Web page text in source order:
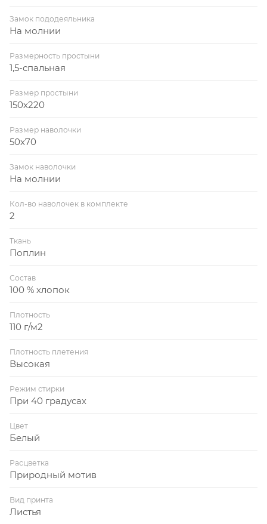
Замок пододеяльника
На молнии
Размерность простыни
1,5-спальная
Размер простыни
150x220
Размер наволочки
50x70
Замок наволочки
На молнии
Кол-во наволочек в комплекте
2
Ткань
Поплин
Состав
100 % хлопок
Плотность
110 г/м2
Плотность плетения
Высокая
Режим стирки
При 40 градусах
Цвет
Белый
Расцветка
Природный мотив
Вид принта
Листья